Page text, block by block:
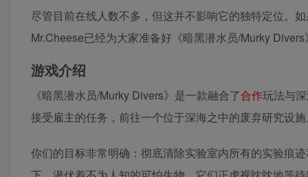
尽管目前在线人数不多，但这并不影响它的独特定位。
Mr.Cheese已经为大家准备好《暗黑潜水员/Murky
游戏介绍
《暗黑潜水员/Murky Divers》是一款融合了合作玩法与
接受雇主的任务，前往一个位于深海之中的废弃研究设
你们的目标非常明确：彻底清除实验室内所有的实验痕